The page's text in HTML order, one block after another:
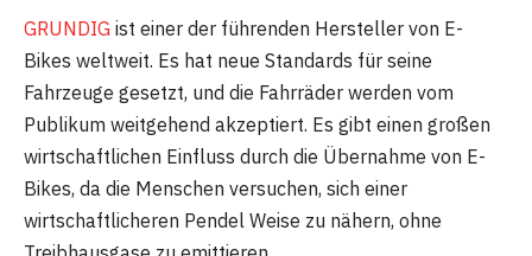
GRUNDIG ist einer der führenden Hersteller von E-
Bikes weltweit. Es hat neue Standards für seine
Fahrzeuge gesetzt, und die Fahrräder werden vom
Publikum weitgehend akzeptiert. Es gibt einen großen
wirtschaftlichen Einfluss durch die Übernahme von E-
Bikes, da die Menschen versuchen, sich einer
wirtschaftlicheren Pendel Weise zu nähern, ohne